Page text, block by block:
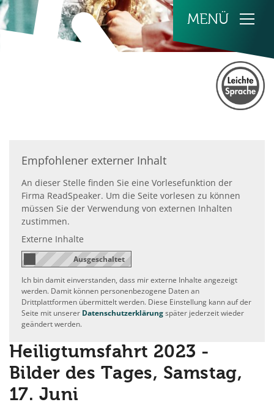
Zum Inhalt springen
Empfohlener externer Inhalt
An dieser Stelle finden Sie eine Vorlesefunktion der
Firma ReadSpeaker. Um die Seite vorlesen zu können
müssen Sie der Verwendung von externen Inhalten
zustimmen.
Externe Inhalte
Ich bin damit einverstanden, dass mir externe Inhalte angezeigt
werden. Damit können personenbezogene Daten an
Drittplattformen übermittelt werden. Diese Einstellung kann auf der
Seite mit unserer Datenschutzerklärungspäter jederzeit wieder
geändert werden.
Heiligtumsfahrt 2023 -
Bilder des Tages, Samstag,
17. Juni